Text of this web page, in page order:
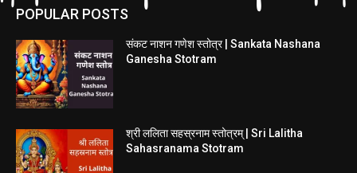
POPULAR POSTS
संकट नाशन गणेश स्तोत्र | Sankata Nashana
Ganesha Stotram
श्री ललिता सहस्रनाम स्तोत्रम् | Sri Lalitha
Sahasranama Stotram